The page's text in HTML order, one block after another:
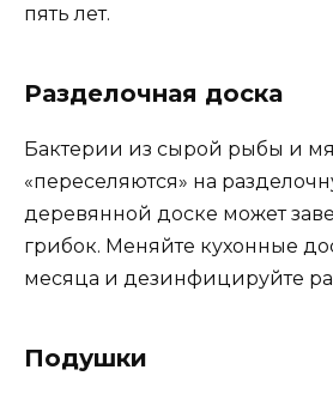
пять лет.
Разделочная доска
Бактерии из сырой рыбы и
«переселяются» на
деревянной доске может
грибок. Меняйте кухонные
месяца и дезинфицируйте
Подушки